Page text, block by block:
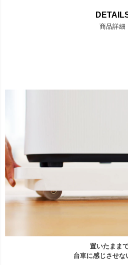
商品詳細
置いたまま
台車に感じさせな